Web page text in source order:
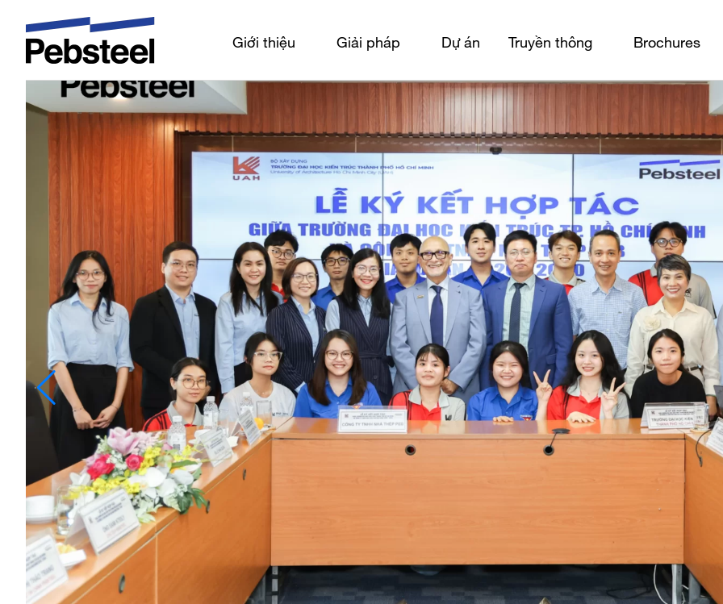
Giới thiệu Giải pháp Dự án Truyền thông Brochures